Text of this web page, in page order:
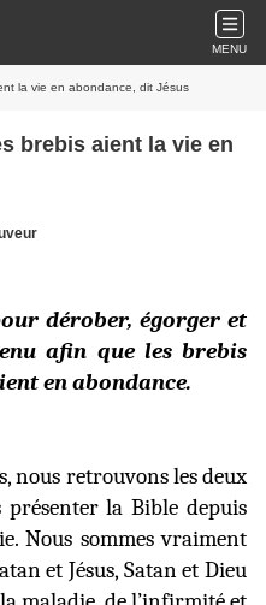
MENU
la vie en abondance, dit Jésus
brebis aient la vie en
dérober, égorger et
afin que les brebis
en abondance.
nous retrouvons les deux
présenter la Bible depuis
Nous sommes vraiment
et Jésus, Satan et Dieu